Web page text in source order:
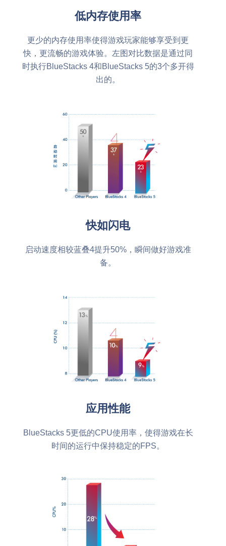
低内存使用率
更少的内存使用率使得游戏玩家能够享受到更
快，更流畅的游戏体验。左图对比数据是通过同
时执行BlueStacks 4和BlueStacks 5的3个多开得
出的。
快如闪电
启动速度相较蓝叠4提升50%，瞬间做好游戏准
备。
应用性能
BlueStacks 5更低的CPU使用率，使得游戏在长
时间的运行中保持稳定的FPS。